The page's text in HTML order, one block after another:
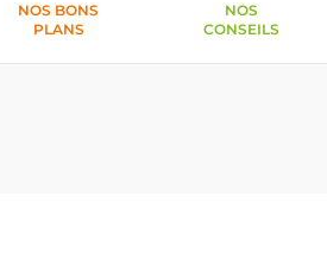
NOS BONS
PLANS
NOS
CONSEILS